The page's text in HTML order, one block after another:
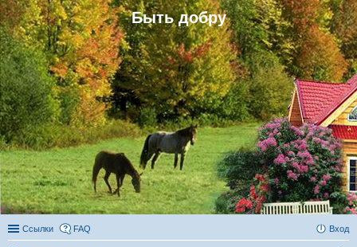
Быть добру
Ссылки FAQ Вход